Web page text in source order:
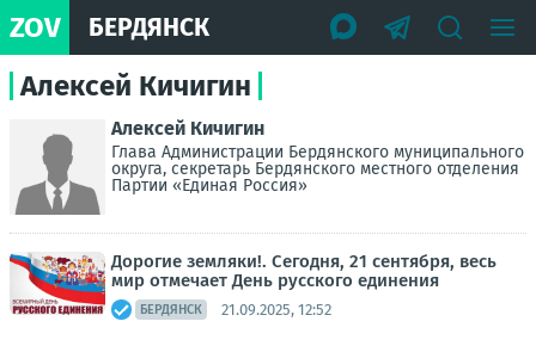
ZOV БЕРДЯНСК
Алексей Кичигин
Алексей Кичигин
Глава Администрации Бердянского муниципального
округа, секретарь Бердянского местного отделения
Партии «Единая Россия»
Дорогие земляки!. Сегодня, 21 сентября, весь
мир отмечает День русского единения
БЕРДЯНСК 21.09.2025, 12:52